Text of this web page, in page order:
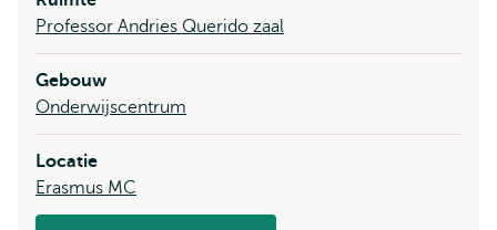
Professor Andries Querido zaal
Gebouw
Onderwijscentrum
Locatie
Erasmus MC